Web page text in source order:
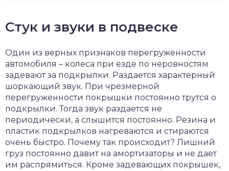
Стук и звуки в подвеске
Один из верных признаков перегруженности
автомобиля – колеса при езде по неровностям
задевают за подкрылки. Раздается характерный
шоркающий звук. При чрезмерной
перегруженности покрышки постоянно трутся о
подкрылки. Тогда звук раздается не
периодически, а слышится постоянно. Резина и
пластик подкрылков нагреваются и стираются
очень быстро. Почему так происходит? Лишний
груз постоянно давит на амортизаторы и не дает
им распрямиться. Кроме задевающих покрышек,